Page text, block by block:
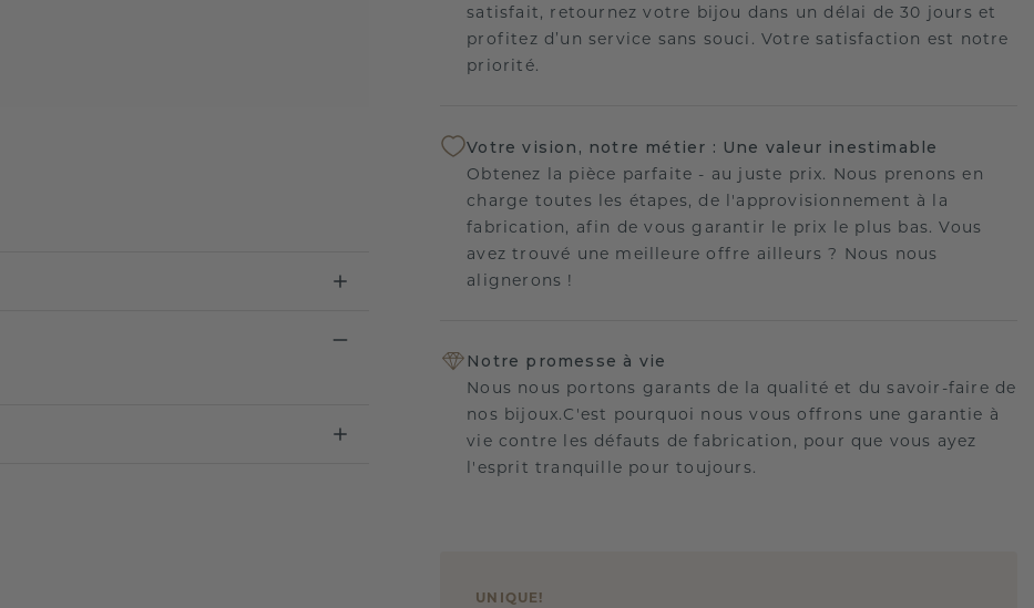
satisfait, retournez votre bijou dans un délai de 30 jours et
profitez d’un service sans souci. Votre satisfaction est notre
priorité.
Votre vision, notre métier : Une valeur inestimable
Obtenez la pièce parfaite - au juste prix. Nous prenons en
charge toutes les étapes, de l'approvisionnement à la
fabrication, afin de vous garantir le prix le plus bas. Vous
avez trouvé une meilleure offre ailleurs ? Nous nous
alignerons !
Notre promesse à vie
Nous nous portons garants de la qualité et du savoir-faire de
nos bijoux.C'est pourquoi nous vous offrons une garantie à
vie contre les défauts de fabrication, pour que vous ayez
l'esprit tranquille pour toujours.
UNIQUE !